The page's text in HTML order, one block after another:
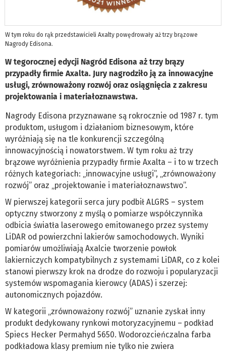
W tym roku do rąk przedstawicieli Axalty powędrowały aż trzy brązowe
Nagrody Edisona.
W tegorocznej edycji Nagród Edisona aż trzy brązy
przypadły firmie Axalta. Jury nagrodziło ją za innowacyjne
usługi, zrównoważony rozwój oraz osiągnięcia z zakresu
projektowania i materiałoznawstwa.
Nagrody Edisona przyznawane są rokrocznie od 1987 r. tym
produktom, usługom i działaniom biznesowym, które
wyróżniają się na tle konkurencji szczególną
innowacyjnością i nowatorstwem. W tym roku aż trzy
brązowe wyróżnienia przypadły firmie Axalta – i to w trzech
różnych kategoriach: „innowacyjne usługi”, „zrównoważony
rozwój” oraz „projektowanie i materiałoznawstwo”.
W pierwszej kategorii serca jury podbił ALGRS – system
optyczny stworzony z myślą o pomiarze współczynnika
odbicia światła laserowego emitowanego przez systemy
LiDAR od powierzchni lakierów samochodowych. Wyniki
pomiarów umożliwiają Axalcie tworzenie powłok
lakierniczych kompatybilnych z systemami LiDAR, co z kolei
stanowi pierwszy krok na drodze do rozwoju i popularyzacji
systemów wspomagania kierowcy (ADAS) i szerzej:
autonomicznych pojazdów.
W kategorii „zrównoważony rozwój” uznanie zyskał inny
produkt dedykowany rynkowi motoryzacyjnemu – podkład
Spiecs Hecker Permahyd 5650. Wodorozcieńczalna farba
podkładowa klasy premium nie tylko nie zwiera